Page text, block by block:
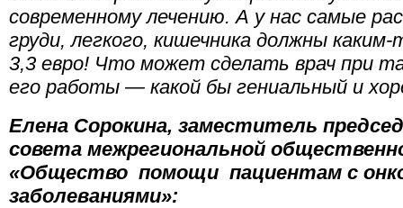
современному лечению. А у нас самые
груди, легкого, кишечника должны
3,3 евро! Что может сделать врач при
его работы — какой бы гениальный и
Елена Сорокина, заместитель
совета межрегиональной
«Общество помощи пациентам с
заболеваниями»: